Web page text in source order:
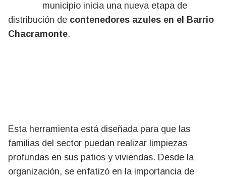
municipio inicia una nueva etapa de
distribución de contenedores azules en el Barrio
Chacramonte.
Esta herramienta está diseñada para que las
familias del sector puedan realizar limpiezas
profundas en sus patios y viviendas. Desde la
organización, se enfatizó en la importancia de